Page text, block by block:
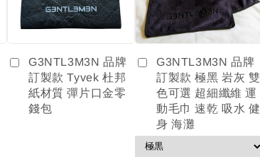
G3NTL3M3N 品牌
訂製款 Tyvek 杜邦
紙材質 彈片口金零
錢包
G3NTL3M3N 品牌
訂製款 極黑 岩灰 雙
色可選 超細纖維 運
動毛巾 速乾 吸水 健
身 海灘